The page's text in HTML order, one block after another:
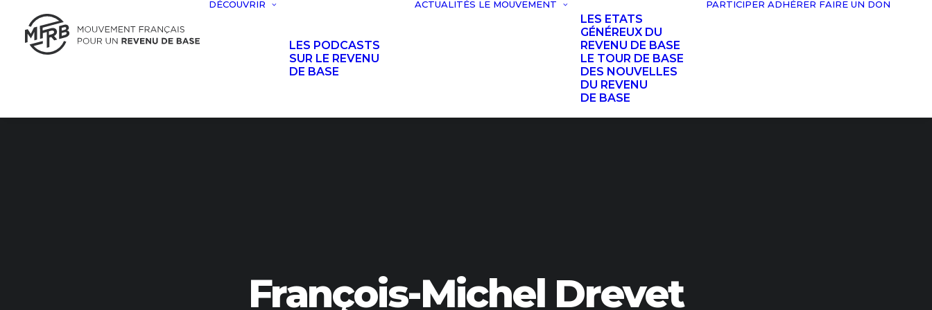
DÉCOUVRIR
LES PODCASTS
SUR LE REVENU
DE BASE
ACTUALITÉS LE MOUVEMENT
LES ETATS
GÉNÉREUX DU
REVENU DE BASE
LE TOUR DE BASE
DES NOUVELLES
DU REVENU
DE BASE
PARTICIPER ADHÉRER FAIRE UN DON
François-Michel Drevet